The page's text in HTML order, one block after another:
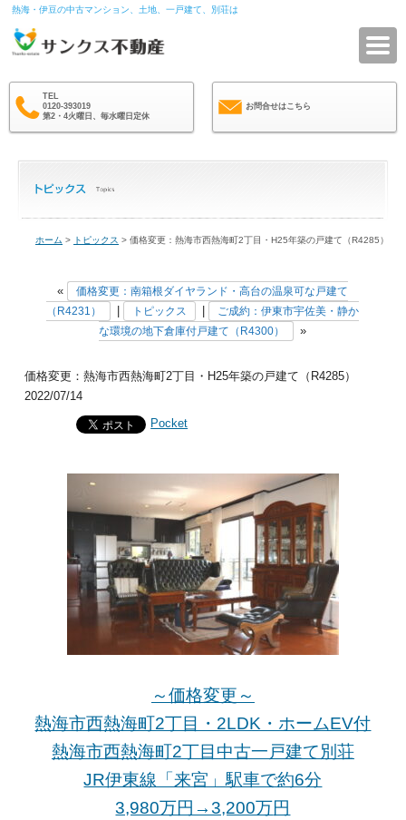
熱海・伊豆の中古マンション、土地、一戸建て、別荘は
TEL
0120-393019
第2・4火曜日、毎水曜日定休
お問合せはこちら
ホーム > トピックス > 価格変更：熱海市西熱海町2丁目・H25年築の戸建て（R4285）
«
価格変更：南箱根ダイヤランド・高台の温泉可な戸建て
（R4231）
トピックス
ご成約：伊東市宇佐美・静か
な環境の地下倉庫付戸建て（R4300）
»
価格変更：熱海市西熱海町2丁目・H25年築の戸建て（R4285）
2022/07/14
Pocket
～価格変更～
熱海市西熱海町2丁目・2LDK・ホームEV付
熱海市西熱海町2丁目中古一戸建て別荘
JR伊東線「来宮」駅車で約6分
3,980万円→3,200万円